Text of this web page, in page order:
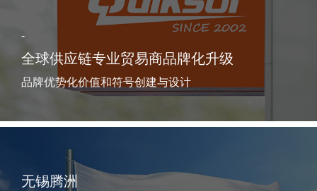
-
全球供应链专业贸易商品牌化升级
品牌优势化价值和符号创建与设计
无锡腾洲